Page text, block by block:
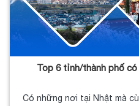
Top 6 tỉnh/thành phố
Có những nơi tại Nhật mà